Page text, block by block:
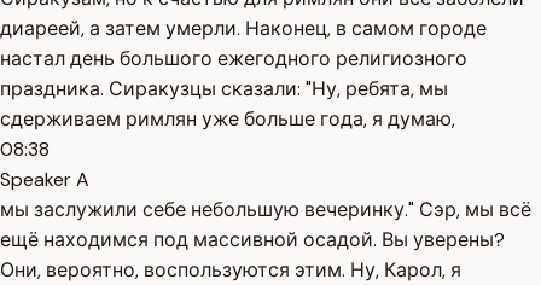
диареей, а затем умерли. Наконец, в самом городе
настал день большого ежегодного религиозного
праздника. Сиракузцы сказали: "Ну, ребята, мы
сдерживаем римлян уже больше года, я думаю,
08:38
Speaker A
мы заслужили себе небольшую вечеринку." Сэр, мы всё
ещё находимся под массивной осадой. Вы уверены?
Они, вероятно, воспользуются этим. Ну, Карол, я